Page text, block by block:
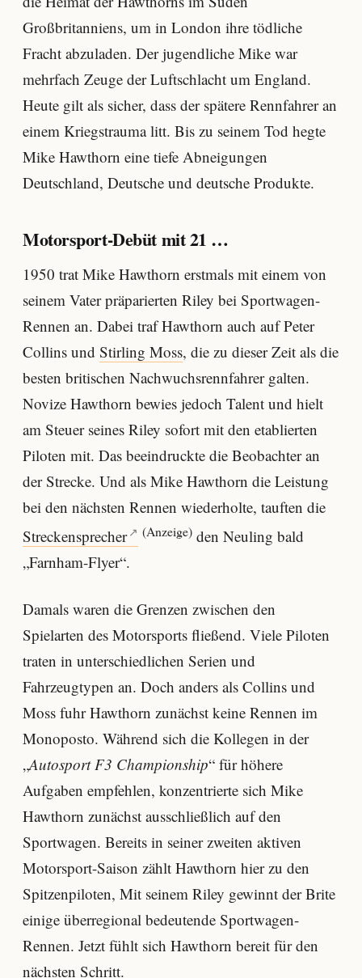
Großbritanniens, um in London ihre tödliche
Fracht abzuladen. Der jugendliche Mike war
mehrfach Zeuge der Luftschlacht um England.
Heute gilt als sicher, dass der spätere Rennfahrer an
einem Kriegstrauma litt. Bis zu seinem Tod hegte
Mike Hawthorn eine tiefe Abneigungen
Deutschland, Deutsche und deutsche Produkte.
Motorsport-Debüt mit 21 …
1950 trat Mike Hawthorn erstmals mit einem von
seinem Vater präparierten Riley bei Sportwagen-
Rennen an. Dabei traf Hawthorn auch auf Peter
Collins und Stirling Moss, die zu dieser Zeit als die
besten britischen Nachwuchsrennfahrer galten.
Novize Hawthorn bewies jedoch Talent und hielt
am Steuer seines Riley sofort mit den etablierten
Piloten mit. Das beeindruckte die Beobachter an
der Strecke. Und als Mike Hawthorn die Leistung
bei den nächsten Rennen wiederholte, tauften die
Streckensprecher
(Anzeige) den Neuling bald
„Farnham-Flyer“.
Damals waren die Grenzen zwischen den
Spielarten des Motorsports fließend. Viele Piloten
traten in unterschiedlichen Serien und
Fahrzeugtypen an. Doch anders als Collins und
Moss fuhr Hawthorn zunächst keine Rennen im
Monoposto. Während sich die Kollegen in der
„Autosport F3 Championship“ für höhere
Aufgaben empfehlen, konzentrierte sich Mike
Hawthorn zunächst ausschließlich auf den
Sportwagen. Bereits in seiner zweiten aktiven
Motorsport-Saison zählt Hawthorn hier zu den
Spitzenpiloten, Mit seinem Riley gewinnt der Brite
einige überregional bedeutende Sportwagen-
Rennen. Jetzt fühlt sich Hawthorn bereit für den
nächsten Schritt.